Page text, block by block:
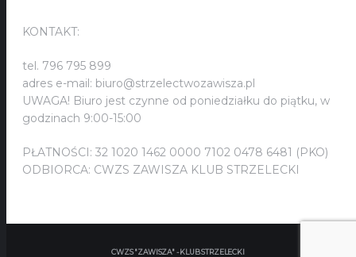
KONTAKT:
tel. 796 795 899
adres e-mail: biuro@strzelectwozawisza.pl
UWAGA! Biuro jest czynne od poniedziałku do piątku, w
godzinach 9:00-15:00
PŁATNOŚCI: 32 1020 1462 0000 7102 0478 6481 (PKO)
ODBIORCA: CWZS ZAWISZA KLUB STRZELECKI
CWZS "ZAWISZA" - KLUB STRZELECKI